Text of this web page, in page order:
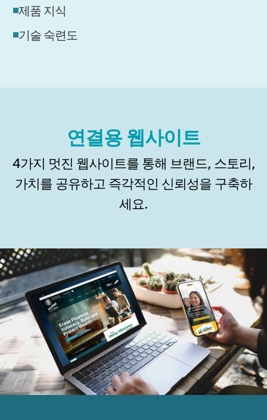
제품 지식
기술 숙련도
연결용 웹사이트
4가지 멋진 웹사이트를 통해 브랜드, 스토리,
가치를 공유하고 즉각적인 신뢰성을 구축하
세요.